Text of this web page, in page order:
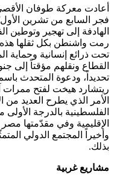
أعادت معركة طوفان
فجر السابع من تشرين الأول/
الهادفة إلى تهجير وتوطين
رمت واشنطن بكل ثقلها
تحت ذرائع إنسانية وحماية
القطاع ونقلهم مؤقتاً إلى
تحديداً، ودعوة المتحدث
ريتشارد هيخت لفتح ممرات
الأمر الذي يطرح العديد من
الفلسطينية بالدرجة الأولى
الإقليمية وفي مقدّمتها
وأخيراً المجتمع الدولي
بذلك.
مشاريع غربية